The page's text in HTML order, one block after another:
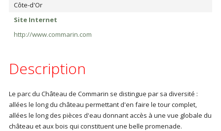
Côte-d'Or
Site Internet
http://www.commarin.com
Description
Le parc du Château de Commarin se distingue par sa diversité :
allées le long du château permettant d'en faire le tour complet,
allées le long des pièces d'eau donnant accès à une vue globale du
château et aux bois qui constituent une belle promenade.